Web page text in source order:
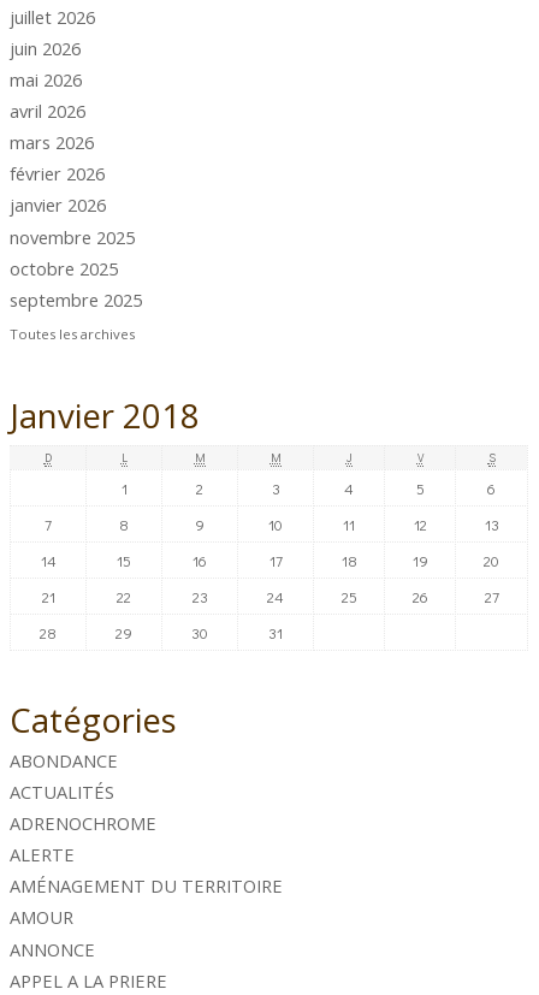
juillet 2026
juin 2026
mai 2026
avril 2026
mars 2026
février 2026
janvier 2026
novembre 2025
octobre 2025
septembre 2025
Toutes les archives
Janvier 2018
D L M M J V S
1 2 3 4 5
6
7
8 9 10 11 12
13
14
15 16 17 18 19
20
21
22 23 24 25 26
27
28
29 30 31
Catégories
ABONDANCE
ACTUALITÉS
ADRENOCHROME
ALERTE
AMÉNAGEMENT DU TERRITOIRE
AMOUR
ANNONCE
APPEL A LA PRIERE